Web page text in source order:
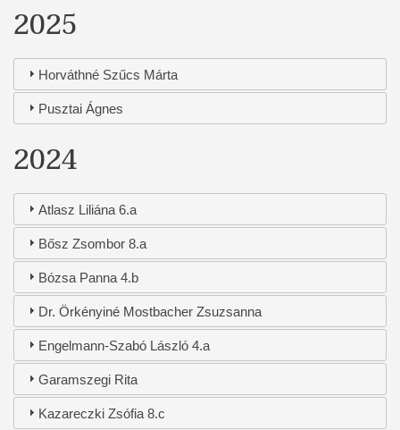
2025
Horváthné Szűcs Márta
Pusztai Ágnes
2024
Atlasz Liliána 6.a
Bősz Zsombor 8.a
Bózsa Panna 4.b
Dr. Örkényiné Mostbacher Zsuzsanna
Engelmann-Szabó László 4.a
Garamszegi Rita
Kazareczki Zsófia 8.c